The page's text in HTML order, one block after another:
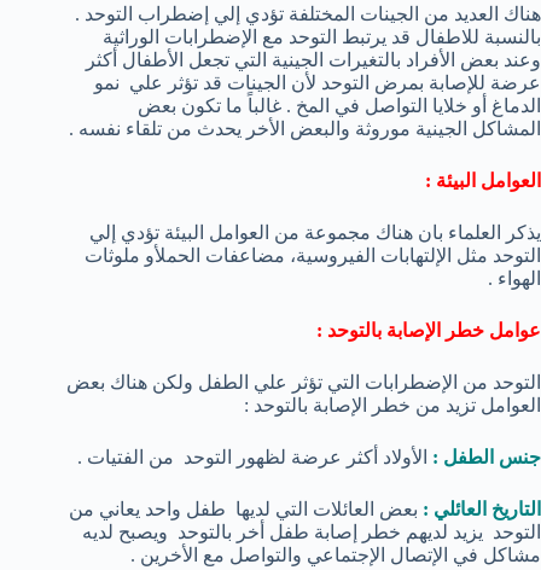
هناك العديد من الجينات المختلفة تؤدي إلي إضطراب التوحد .
بالنسبة للاطفال قد يرتبط التوحد مع الإضطرابات الوراثية
وعند بعض الأفراد بالتغيرات الجينية التي تجعل الأطفال أكثر
عرضة للإصابة بمرض التوحد لأن الجينات قد تؤثر علي نمو
الدماغ أو خلايا التواصل في المخ . غالباً ما تكون بعض
المشاكل الجينية موروثة والبعض الأخر يحدث من تلقاء نفسه .
العوامل البيئة :
يذكر العلماء بان هناك مجموعة من العوامل البيئة تؤدي إلي
التوحد مثل الإلتهابات الفيروسية، مضاعفات الحملأو ملوثات
الهواء .
عوامل خطر الإصابة بالتوحد :
التوحد من الإضطرابات التي تؤثر علي الطفل ولكن هناك بعض
العوامل تزيد من خطر الإصابة بالتوحد :
جنس الطفل : الأولاد أكثر عرضة لظهور التوحد من الفتيات .
التاريخ العائلي : بعض العائلات التي لديها طفل واحد يعاني من
التوحد يزيد لديهم خطر إصابة طفل أخر بالتوحد ويصبح لديه
مشاكل في الإتصال الإجتماعي والتواصل مع الأخرين .